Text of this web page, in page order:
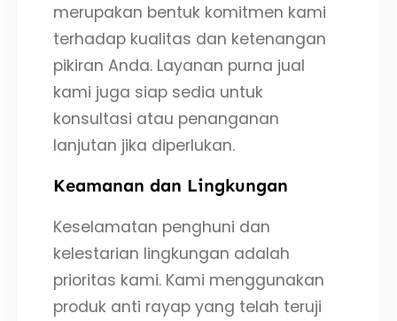
merupakan bentuk komitmen kami
terhadap kualitas dan ketenangan
pikiran Anda. Layanan purna jual
kami juga siap sedia untuk
konsultasi atau penanganan
lanjutan jika diperlukan.
Keamanan dan Lingkungan
Keselamatan penghuni dan
kelestarian lingkungan adalah
prioritas kami. Kami menggunakan
produk anti rayap yang telah teruji